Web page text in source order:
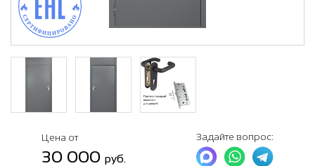
Цена от
30 000 руб.
Задайте вопрос: